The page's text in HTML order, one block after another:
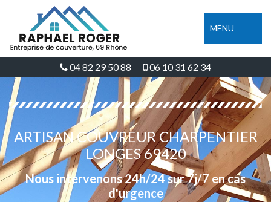
MENU
04 82 29 50 88 06 10 31 62 34
ARTISAN COUVREUR CHARPENTIER
LONGES 69420
Nous intervenons 24h/24 sur 7j/7 en cas
d'urgence